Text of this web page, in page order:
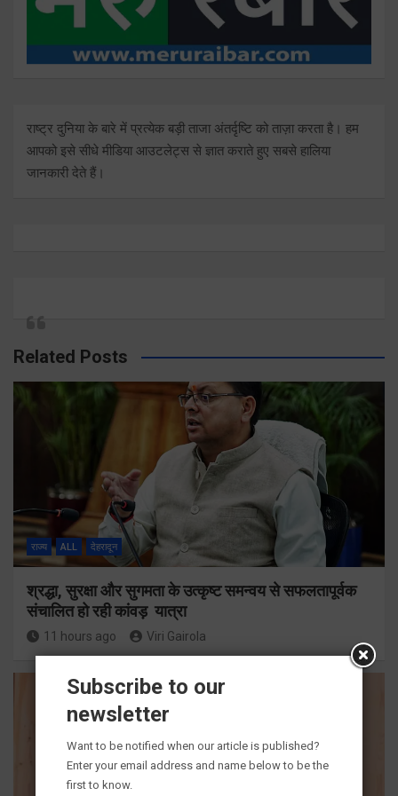
राष्ट्र दुनिया के बारे में प्रत्येक बड़ी ताजा अंतर्दृष्टि को ताज़ा करता है। हम
आपको इसे सीधे मीडिया आउटलेट्स से ज्ञात कराते हुए सबसे हालिया
जानकारी देते हैं।
Related Posts
राज्य ALL देहरादून
श्रद्धा, सुरक्षा और सुगमता के उत्कृष्ट समन्वय से सफलतापूर्वक
संचालित हो रही कांवड़ यात्रा
11 hours ago Viri Gairola
Subscribe to our
newsletter
Want to be notified when our article is published?
Enter your email address and name below to be the
first to know.